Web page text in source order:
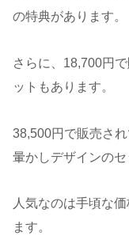
の特典があります。
さらに、18,700円
ットもあります。
38,500円で販売さ
暈かしデザインのセ
人気なのは手頃な
ます。